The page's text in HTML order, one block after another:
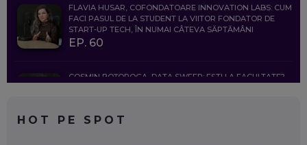
FLAVIA HUSAR, COFONDATOARE INNOVATION LABS: CUM
FACI PASUL DE LA STUDENT LA VIITOR FONDATOR DE
START-UP TECH, ÎN NUMAI CÂTEVA SĂPTĂMÂNI
EP. 60
COSMIN BOȚOROGA, DATA SWEEP: EȘTI LA FACULTATE?
HOT PE SPOT